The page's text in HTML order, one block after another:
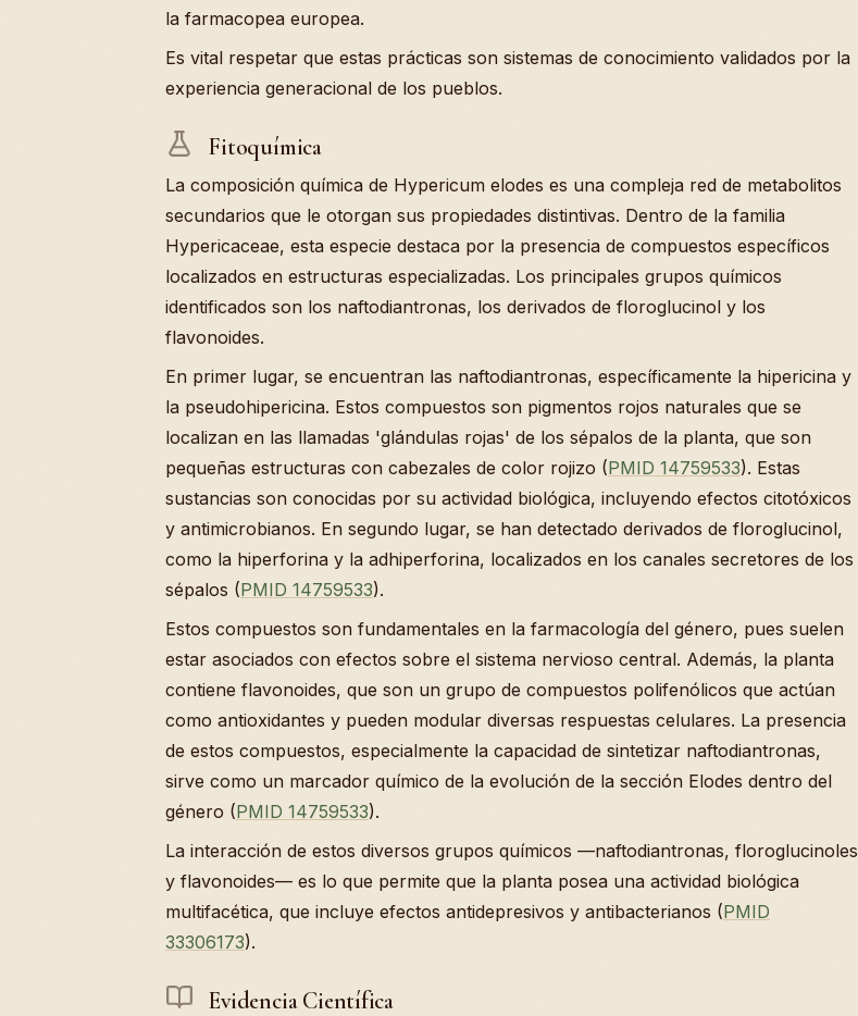
la farmacopea europea.
Es vital respetar que estas prácticas son sistemas de conocimiento validados por la
experiencia generacional de los pueblos.
Fitoquímica
La composición química de Hypericum elodes es una compleja red de metabolitos
secundarios que le otorgan sus propiedades distintivas. Dentro de la familia
Hypericaceae, esta especie destaca por la presencia de compuestos específicos
localizados en estructuras especializadas. Los principales grupos químicos
identificados son los naftodiantronas, los derivados de floroglucinol y los
flavonoides.
En primer lugar, se encuentran las naftodiantronas, específicamente la hipericina y
la pseudohipericina. Estos compuestos son pigmentos rojos naturales que se
localizan en las llamadas 'glándulas rojas' de los sépalos de la planta, que son
pequeñas estructuras con cabezales de color rojizo (PMID 14759533). Estas
sustancias son conocidas por su actividad biológica, incluyendo efectos citotóxicos
y antimicrobianos. En segundo lugar, se han detectado derivados de floroglucinol,
como la hiperforina y la adhiperforina, localizados en los canales secretores de los
sépalos (PMID 14759533).
Estos compuestos son fundamentales en la farmacología del género, pues suelen
estar asociados con efectos sobre el sistema nervioso central. Además, la planta
contiene flavonoides, que son un grupo de compuestos polifenólicos que actúan
como antioxidantes y pueden modular diversas respuestas celulares. La presencia
de estos compuestos, especialmente la capacidad de sintetizar naftodiantronas,
sirve como un marcador químico de la evolución de la sección Elodes dentro del
género (PMID 14759533).
La interacción de estos diversos grupos químicos —naftodiantronas, floroglucinoles
y flavonoides— es lo que permite que la planta posea una actividad biológica
multifacética, que incluye efectos antidepresivos y antibacterianos (PMID
33306173).
Evidencia Científica